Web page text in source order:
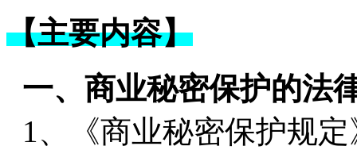
【主要内容】
一、商业秘密保护的法
1、《商业秘密保护规